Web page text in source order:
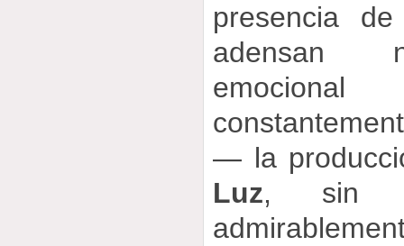
presencia
adensan
— la
Luz, sin